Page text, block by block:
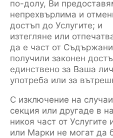
по-долу, Ви
непрехвърлима и
достъп до Услугите; и
изтегляне или
да е част от
получили законен
единствено за Ваша
употреба или за
С изключение на
секция или другаде в
никоя част от
или Марки не могат да